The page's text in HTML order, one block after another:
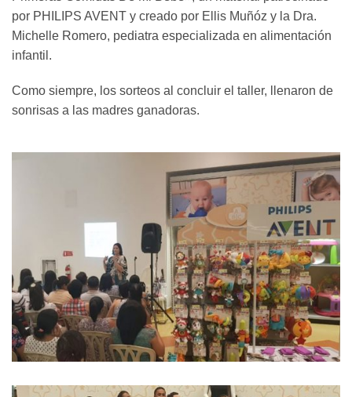
por PHILIPS AVENT y creado por Ellis Muñóz y la Dra.
Michelle Romero, pediatra especializada en alimentación
infantil.
Como siempre, los sorteos al concluir el taller, llenaron de
sonrisas a las madres ganadoras.